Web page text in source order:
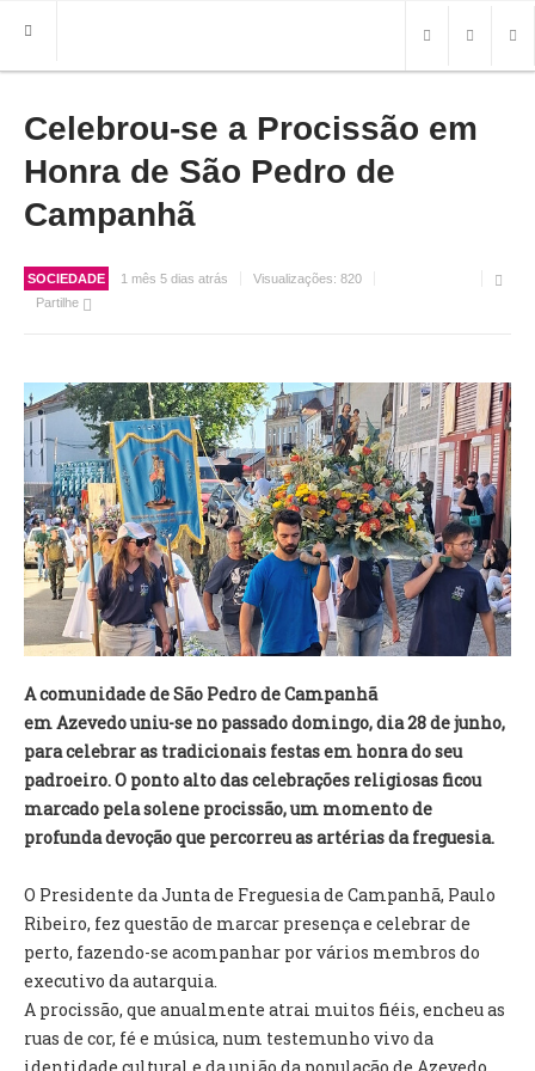
HOME
FREGUESIA
INFO
MAPA
ROTEIRO TURÍSTICO
IMPRENSA
BRASÃO
FOTOS
VÍDEOS
AUTARQUIA
CONSTITUIÇÃO
PRESIDENTE
EXECUTIVO E PELOUROS
ASSEMBLEIA DE FREGUESIA
GRAVAÇÕES DAS REUNIÕES PÚBLICAS DO EXECUTIVO
ATAS E DOCUMENTOS DA ASSEMBLEIA
EDITAIS
REGULAMENTOS E TAXAS
PLANO E ORÇAMENTO
RELATÓRIO E CONTAS
Celebrou-se a Procissão em
Honra de São Pedro de
Campanhã
SOCIEDADE 1 mês 5 dias atrás Visualizações: 820
Partilhe
A comunidade de São Pedro de Campanhã
emAzevedouniu-se no passado domingo, dia 28 de junho,
para celebrar as tradicionais festas em honra do seu
padroeiro. O ponto alto das celebrações religiosas ficou
marcado pela solene procissão, um momento de
profunda devoção que percorreu as artérias da freguesia.
O Presidente da Junta de Freguesia de Campanhã, Paulo
Ribeiro, fez questão de marcar presença e celebrar de
perto, fazendo-se acompanhar por vários membros do
executivo da autarquia.
A procissão, que anualmente atrai muitos fiéis, encheu as
ruas de cor, fé e música, num testemunho vivo da